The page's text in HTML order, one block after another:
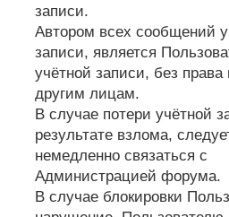
записи.
Автором всех сообщений
записи, является
учётной записи, без права
другим лицам.
В случае потери учётной
результате взлома,
немедленно связаться с
Администрацией форума.
В случае блокировки